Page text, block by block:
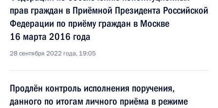
прав граждан в Приёмной Президента Российской
Федерации по приёму граждан в Москве
16 марта 2016 года
28 сентября 2022 года, 19:05
Продлён контроль исполнения поручения,
данного по итогам личного приёма в режиме